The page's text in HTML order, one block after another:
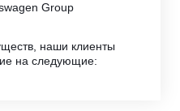
Group
наши клиенты
на следующие: